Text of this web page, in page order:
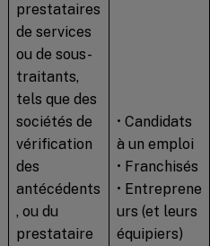
prestataires
de services
ou de sous-
traitants,
tels que des
sociétés de
vérification
des
antécédents
, ou du
prestataire
• Candidats
à un emploi
• Franchisés
• Entreprene
urs (et leurs
équipiers)